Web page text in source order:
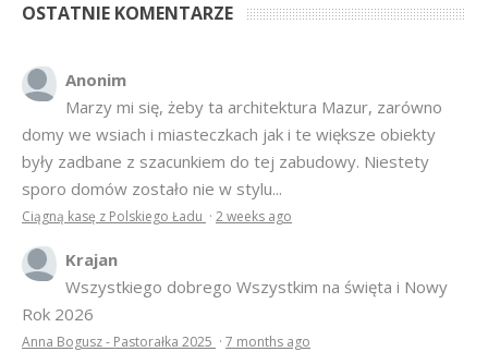
OSTATNIE KOMENTARZE
Anonim
Marzy mi się, żeby ta architektura Mazur, zarówno
domy we wsiach i miasteczkach jak i te większe obiekty
były zadbane z szacunkiem do tej zabudowy. Niestety
sporo domów zostało nie w stylu...
Ciągną kasę z Polskiego Ładu · 2 weeks ago
Krajan
Wszystkiego dobrego Wszystkim na święta i Nowy
Rok 2026
Anna Bogusz - Pastorałka 2025 · 7 months ago